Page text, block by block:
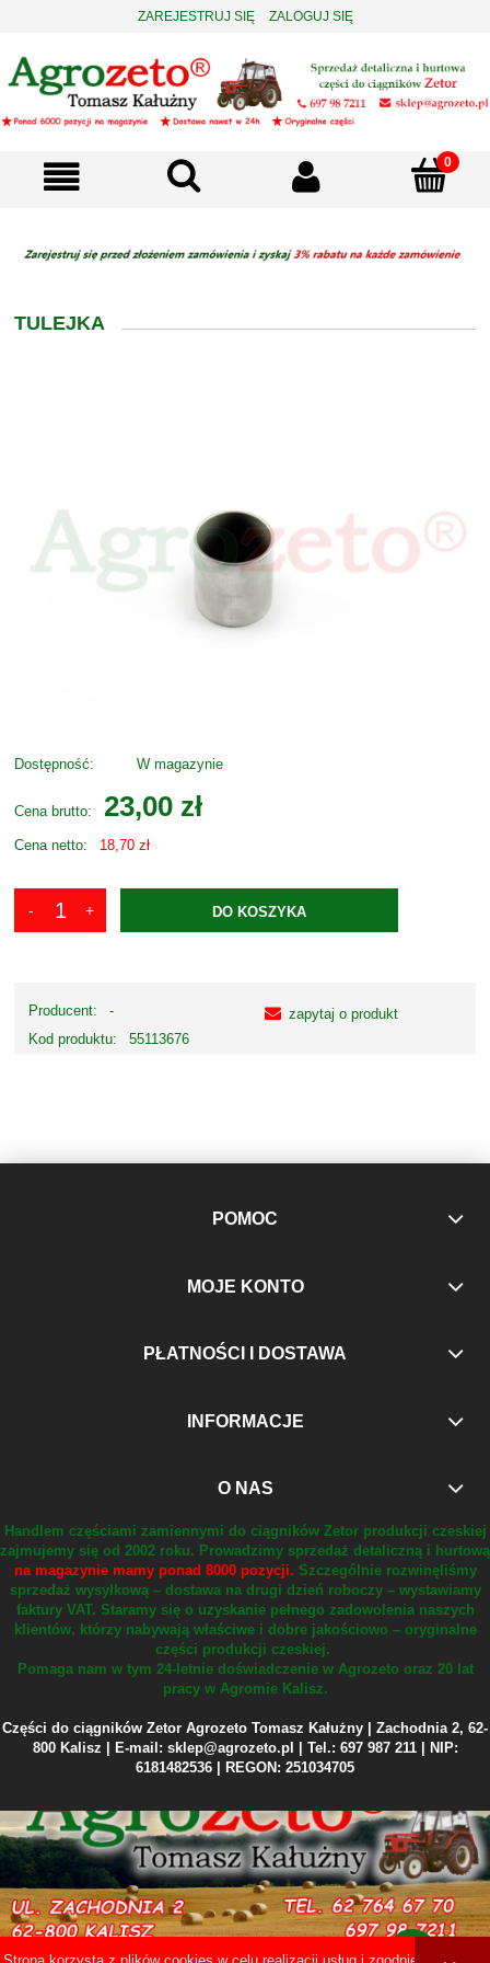
ZAREJESTRUJ SIĘ ZALOGUJ SIĘ
TULEJKA
Dostępność: W magazynie
Cena brutto: 23,00 zł
Cena netto: 18,70 zł
DO KOSZYKA
Producent:
-
Kod produktu:
55113676
zapytaj o produkt
POMOC
MOJE KONTO
PŁATNOŚCI I DOSTAWA
INFORMACJE
O NAS
Handlem częściami zamiennymi do ciągników Zetor produkcji czeskiej
zajmujemy się od 2002 roku. Prowadzimy sprzedaż detaliczną i hurtową
na magazynie mamy ponad 8000 pozycji. Szczególnie rozwinęliśmy
sprzedaż wysyłkową – dostawa na drugi dzień roboczy – wystawiamy
faktury VAT. Staramy się o uzyskanie pełnego zadowolenia naszych
klientów, którzy nabywają właściwe i dobre jakościowo – oryginalne
części produkcji czeskiej.
Pomaga nam w tym 24-letnie doświadczenie w Agrozeto oraz 20 lat
pracy w Agromie Kalisz.
Części do ciągników Zetor Agrozeto Tomasz Kałużny | Zachodnia 2, 62-
800 Kalisz | E-mail: sklep@agrozeto.pl | Tel.: 697 987 211 | NIP:
6181482536 | REGON: 251034705